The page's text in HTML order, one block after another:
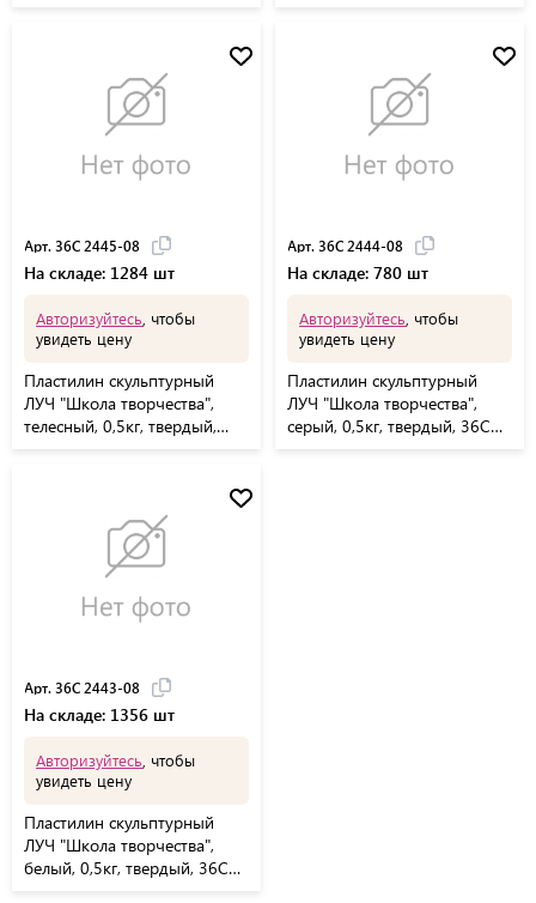
Арт. 36С 2445-08
На складе: 1284 шт
Авторизуйтесь , чтобы
увидеть цену
Пластилин скульптурный
ЛУЧ "Школа творчества",
телесный, 0,5кг, твердый,
Арт. 36С 2444-08
На складе: 780 шт
Авторизуйтесь , чтобы
увидеть цену
Пластилин скульптурный
ЛУЧ "Школа творчества",
серый, 0,5кг, твердый, 36С
Арт. 36С 2443-08
На складе: 1356 шт
Авторизуйтесь , чтобы
увидеть цену
Пластилин скульптурный
ЛУЧ "Школа творчества",
белый, 0,5кг, твердый, 36С